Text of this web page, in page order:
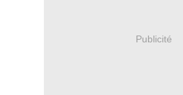
Publicité